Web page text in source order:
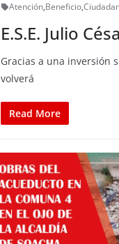
Atención,Beneficio,
E.S.E. Julio
Gracias a una inversión
volverá
Read More